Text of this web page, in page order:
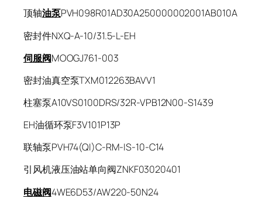
顶轴油泵PVH098R01AD30A250000002001AB010A
密封件NXQ-A-10/31.5-L-EH
伺服阀MOOGJ761-003
密封油真空泵TXM012263BAVV1
柱塞泵A10VS0100DRS/32R-VPB12N00-S1439
EH油循环泵F3V101P13P
联轴泵PVH74(QI)C-RM-IS-10-C14
引风机液压油站单向阀ZNKF03020401
电磁阀4WE6D53/AW220-50N24